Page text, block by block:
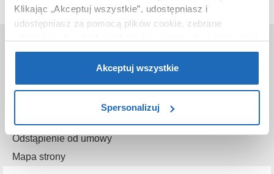
Klikając „Akceptuj wszystkie”, udostępniasz i
udostępniasz za pomocą plików cookie, zebrane
partnerzy reklamowi.Jeśli chcesz, włącz „Tylko
wymagane pliki cookie”.Pamiętaj jednak, że
zablokowane niektóre pliki cookie mogą mieć wpływ na
Aby uzyskać więcej informacji na temat plików plików
cookie, kliknij „Ustawienia plików cookie”.
Akceptuj wszystkie
Spersonalizuj
O nas
O sklepie
Odstąpienie od umowy
Mapa strony